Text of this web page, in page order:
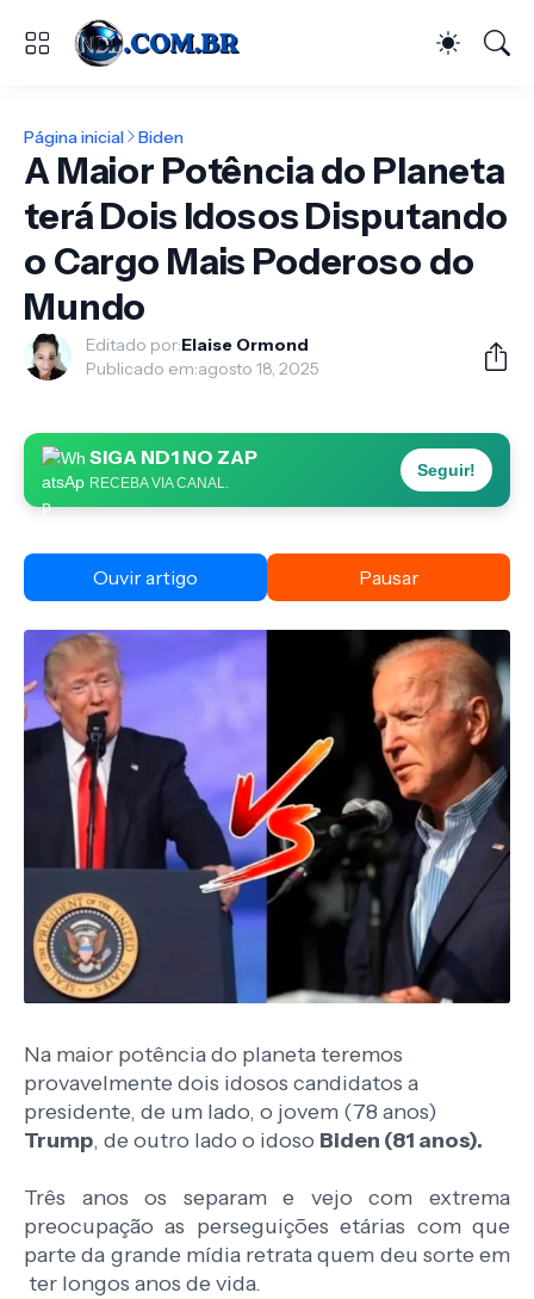
Página inicial Biden
A Maior Potência do Planeta
terá Dois Idosos Disputando
o Cargo Mais Poderoso do
Mundo
Editado por:Elaise Ormond
Publicado em:agosto 18, 2025
SIGA ND1 NO ZAP
RECEBA VIA CANAL.
Seguir!
Ouvir artigo Pausar
Na maior potência do planeta teremos
provavelmente dois idosos candidatos a
presidente, de um lado, o jovem (78 anos)
Trump, de outro lado o idoso Biden (81 anos).
Três anos os separam e vejo com extrema
preocupação as perseguições etárias com que
parte da grande mídia retrata quem deu sorte em
ter longos anos de vida.